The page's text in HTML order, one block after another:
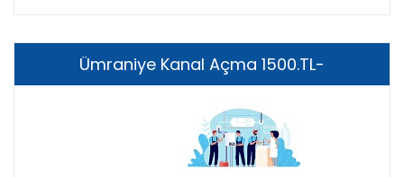
Ümraniye Kanal Açma 1500.TL-